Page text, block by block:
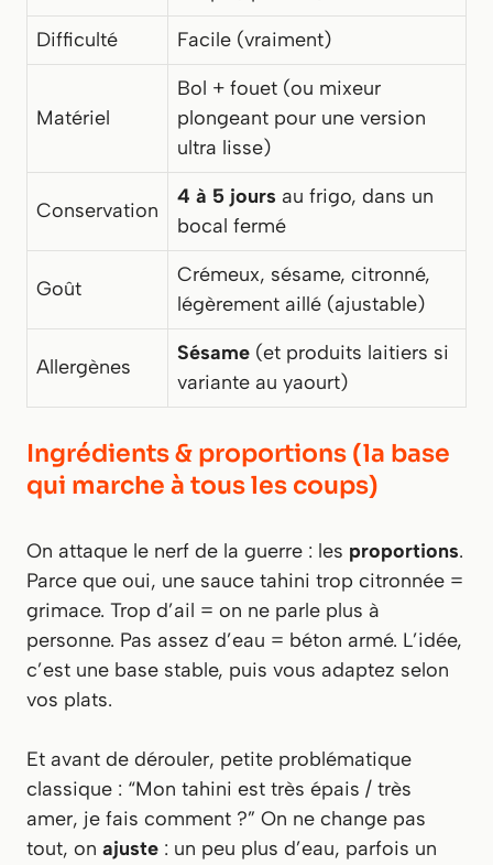
Difficulté
Facile (vraiment)
Matériel
Bol + fouet (ou mixeur
plongeant pour une version
ultra lisse)
Conservation
4 à 5 jours au frigo, dans un
bocal fermé
Goût
Crémeux, sésame, citronné,
légèrement aillé (ajustable)
Allergènes
Sésame (et produits laitiers si
variante au yaourt)
Ingrédients & proportions (la base
qui marche à tous les coups)
On attaque le nerf de la guerre : les proportions.
Parce que oui, une sauce tahini trop citronnée =
grimace. Trop d’ail = on ne parle plus à
personne. Pas assez d’eau = béton armé. L’idée,
c’est une base stable, puis vous adaptez selon
vos plats.
Et avant de dérouler, petite problématique
classique : “Mon tahini est très épais / très
amer, je fais comment ?” On ne change pas
tout, on ajuste : un peu plus d’eau, parfois un